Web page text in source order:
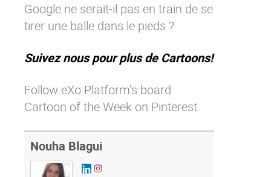
Google ne serait-il pas en train de se
tirer une balle dans le pieds ?
Suivez nous pour plus de Cartoons!
Follow eXo Platform’s board
Cartoon of the Week on Pinterest.
Nouha Blagui